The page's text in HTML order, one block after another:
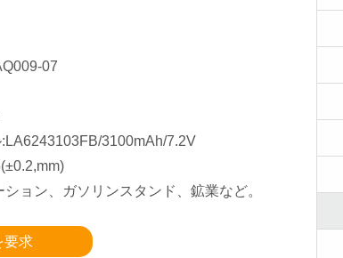
07
3100mAh/7.2V
ョン、ガソリンスタンド、鉱業など。
要求